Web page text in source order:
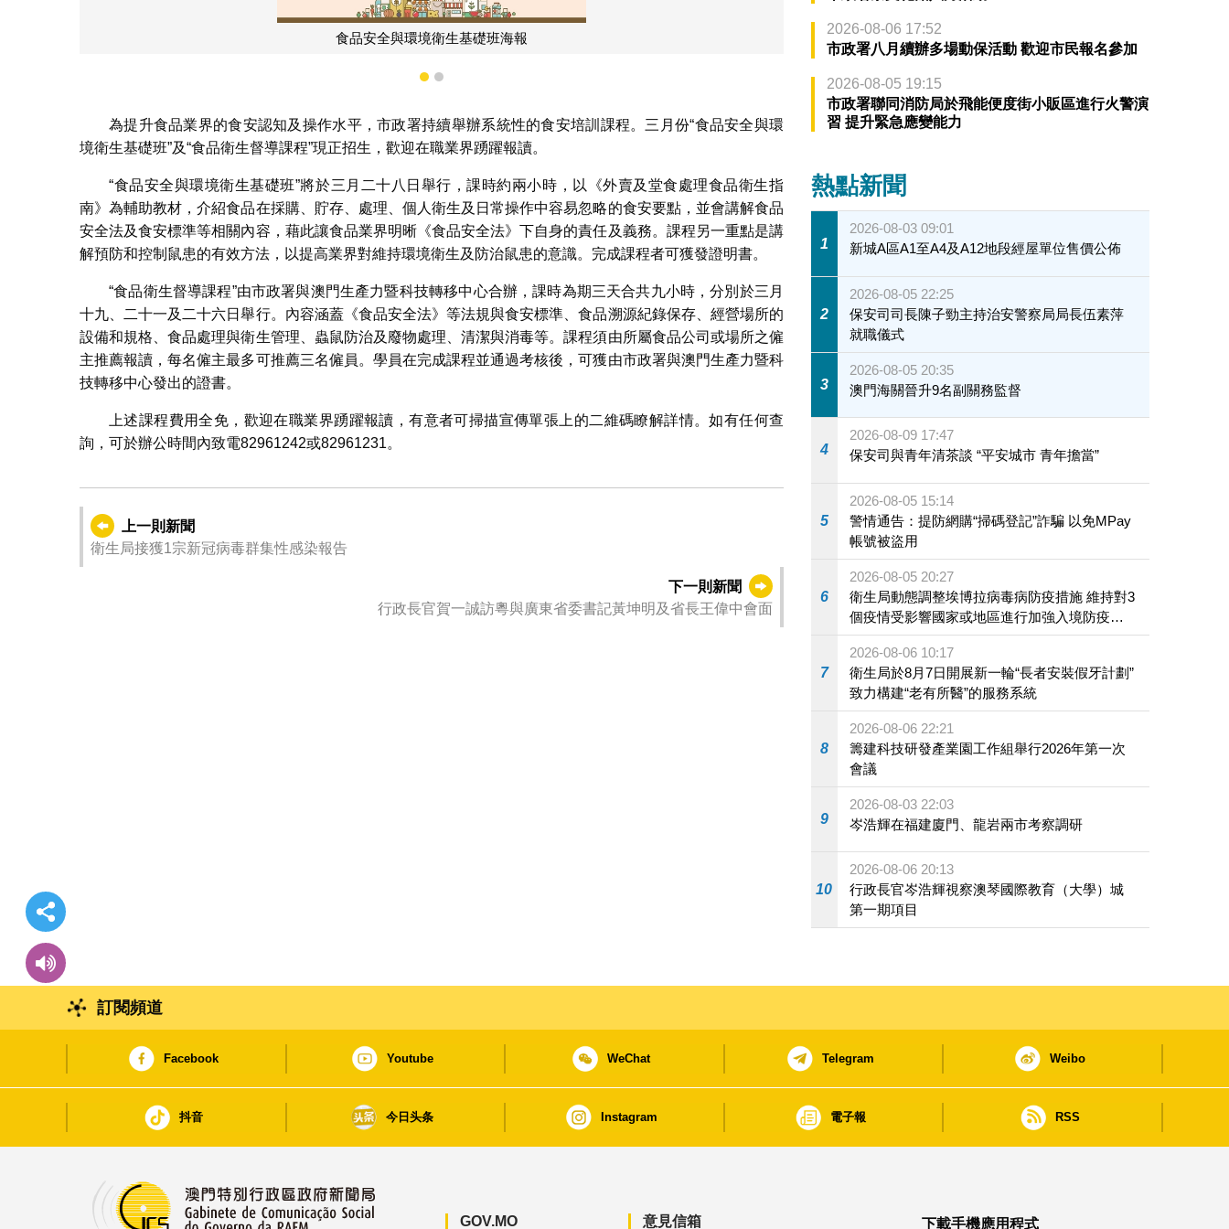
1 2
為提升食品業界的食安認知及操作水平，市政署持續舉辦系統性的食安培訓課程。三月份“食品安全與環
境衛生基礎班”及“食品衛生督導課程”現正招生，歡迎在職業界踴躍報讀。
“食品安全與環境衛生基礎班”將於三月二十八日舉行，課時約兩小時，以《外賣及堂食處理食品衛生指
南》為輔助教材，介紹食品在採購、貯存、處理、個人衛生及日常操作中容易忽略的食安要點，並會講解食品
安全法及食安標準等相關內容，藉此讓食品業界明晰《食品安全法》下自身的責任及義務。課程另一重點是講
解預防和控制鼠患的有效方法，以提高業界對維持環境衛生及防治鼠患的意識。完成課程者可獲發證明書。
“食品衛生督導課程”由市政署與澳門生產力暨科技轉移中心合辦，課時為期三天合共九小時，分別於三月
十九、二十一及二十六日舉行。內容涵蓋《食品安全法》等法規與食安標準、食品溯源紀錄保存、經營場所的
設備和規格、食品處理與衛生管理、蟲鼠防治及廢物處理、清潔與消毒等。課程須由所屬食品公司或場所之僱
主推薦報讀，每名僱主最多可推薦三名僱員。學員在完成課程並通過考核後，可獲由市政署與澳門生產力暨科
技轉移中心發出的證書。
上述課程費用全免，歡迎在職業界踴躍報讀，有意者可掃描宣傳單張上的二維碼瞭解詳情。如有任何查
詢，可於辦公時間內致電82961242或82961231。
上一則新聞
衛生局接獲1宗新冠病毒群集性感染報告
下一則新聞
行政長官賀一誠訪粵與廣東省委書記黃坤明及省長王偉中會面
2026-08-06 17:52
市政署八月續辦多場動保活動 歡迎市民報名參加
2026-08-05 19:15
市政署聯同消防局於飛能便度街小販區進行火警演
習 提升緊急應變能力
熱點新聞
1
2026-08-03 09:01
新城A區A1至A4及A12地段經屋單位售價公佈
2
2026-08-05 22:25
保安司司長陳子勁主持治安警察局局長伍素萍
就職儀式
3
2026-08-05 20:35
澳門海關晉升9名副關務監督
4
2026-08-09 17:47
保安司與青年清茶談 “平安城市 青年擔當”
5
2026-08-05 15:14
警情通告：提防網購“掃碼登記”詐騙 以免MPay
帳號被盜用
6
2026-08-05 20:27
衛生局動態調整埃博拉病毒病防疫措施 維持對3
個疫情受影響國家或地區進行加強入境防疫措
施
7
2026-08-06 10:17
衛生局於8月7日開展新一輪“長者安裝假牙計劃”
致力構建“老有所醫”的服務系統
8
2026-08-06 22:21
籌建科技研發產業園工作組舉行2026年第一次
會議
9
2026-08-03 22:03
岑浩輝在福建廈門、龍岩兩市考察調研
10
2026-08-06 20:13
行政長官岑浩輝視察澳琴國際教育（大學）城
第一期項目
訂閱頻道
Facebook Youtube WeChat Telegram Weibo
抖音 今日头条 Instagram 電子報 RSS
GOV.MO 意見信箱 下載手機應用程式